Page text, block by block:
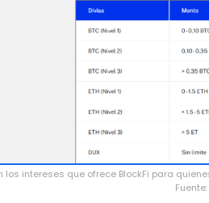
los intereses que ofrece BlockFi para